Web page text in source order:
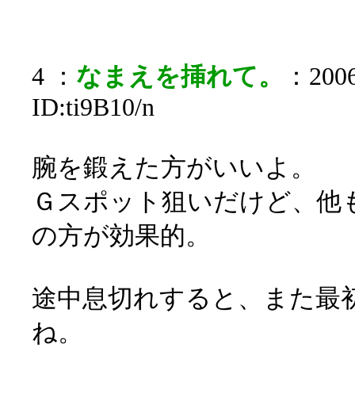
4 ： なまえを挿れて。
：
ID:ti9B10/n
腕を鍛えた方がいいよ。
Ｇスポット狙いだけど、
の方が効果的。
途中息切れすると、また最
ね。